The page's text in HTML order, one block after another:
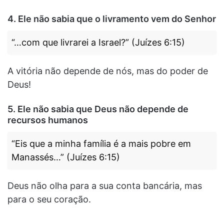
4. Ele não sabia que o livramento vem do Senhor
“…com que livrarei a Israel?” (Juízes 6:15)
A vitória não depende de nós, mas do poder de
Deus!
5. Ele não sabia que Deus não depende de
recursos humanos
“Eis que a minha família é a mais pobre em
Manassés…” (Juízes 6:15)
Deus não olha para a sua conta bancária, mas
para o seu coração.